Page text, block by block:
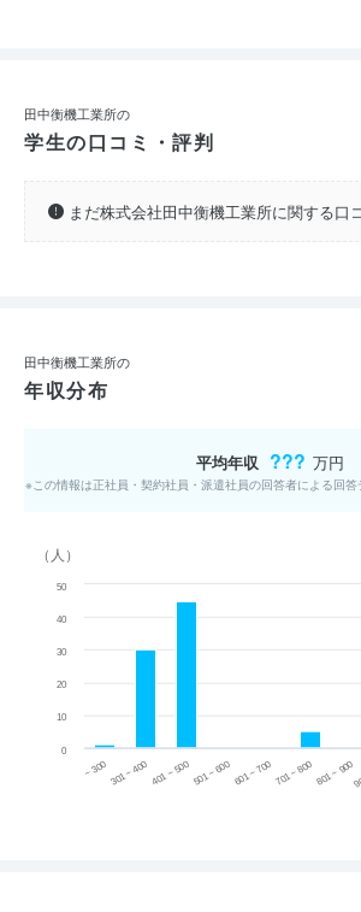
田中衡機工業所の
学生の口コミ・評判
まだ株式会社田中衡機工業所に関する口
田中衡機工業所の
年収分布
平均年収 ??? 万円
※この情報は正社員・契約社員・派遣社員の回答者による回答
（人）
~ 300 301 ~ 400 401 ~ 500501 ~ 600601 ~ 700701 ~ 800801 ~ 900
0
10
20
30
40
50